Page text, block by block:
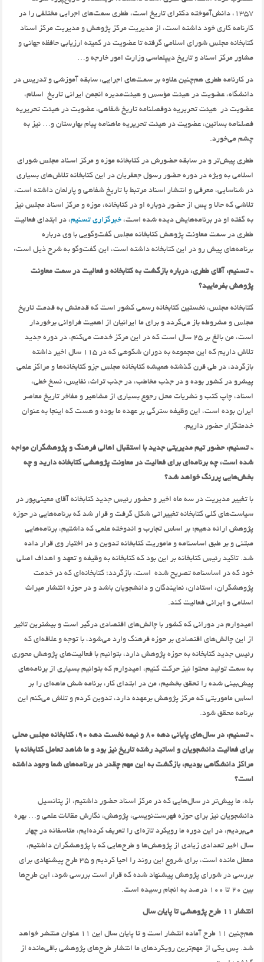
1357،‌ دانش‌آموخته دکترای تاریخ است،‌ ططری سمت‌های اجرایی مختلفی را در
کارنامه کاری خود داشته است،‌ از مدیریت مرکز پژوهش و مدیریت مرکز اسناد
کتابخانه مجلس شورای اسلامی گرفته تا عضویت در کمیته ارزیابی حافظه جهانی و
مشاور مرکز اسناد و تاریخ دیپلماسی وزارت امور خارجه و…
در کارنامه ططری هم‌چنین علاوه بر سمت‌های اجرایی، سابقه آموزشی و تدریس در
دانشگاه،‌ عضویت در هیئت مؤسس و هیئت‌مدیره انجمن ایرانی تاریخ اسلام،‌
عضویت در هیئت تحریریه دوفصلنامه تاریخ شفاهی،‌ عضویت در هیئت تحریریه
فصلنامه بساتین‌، عضویت در هیئت تحریریه ماهنامه پیام بهارستان و… نیز به
چشم می‌خورد.
ططری پیش‌تر و در سابقه حضورش در کتابخانه موزه و مرکز اسناد مجلس شورای
اسلامی به ویژه در دوره حضور رسول جعفریان در این کتابخانه تلاش‌های بسیاری
در شناسایی‌، معرفی و انتشار اسناد مرتبط با تاریخ شفاهی و پارلمان داشته است،‌
تلاشی که حالا و پس از حضور دوباره او در کتابخانه،‌ موزه و مرکز اسناد مجلس نیز
به گفته او در برنامه‌هایش دیده شده است،‌خبرگزاری تسنیم‌، در ابتدای فعالیت
ططری در سمت معاونت پژوهش کتابخانه مجلس گفت‌وگویی با وی درباره
برنامه‌های پیش رو در این کتابخانه داشته است،‌ این گفت‌وگو به شرح ذیل است:‌
* تسنیم:‌ آقای ططری،‌ درباره بازگشت به کتابخانه و فعالیت در سمت معاونت
پژوهش بفرمایید‌؟
کتابخانه مجلس، نخستین کتابخانه رسمی کشور است که قدمتش به قدمت تاریخ
مجلس و مشروطه باز می‌گردد و برای ما ایرانیان از اهمیت فراوانی برخوردار
است، من بالغ بر 25 سال است که در این مرکز خدمت می‌کنم، در دوره جدید
تلاش داریم که این مجموعه به دوران شکوهی که در 115 سال اخیر داشته
بازگردد،‌ در طی قرن گذشته همیشه کتابخانه مجلس جزو کتابخانه‌ها و مراکز علمی
پیشرو در کشور بوده و در جذب مخاطب، در جذب تراث، نفایس، نسخ خطی،
اسناد، چاپ کتب و نشریات محل رجوع بسیاری از مشاهیر و مفاخر تاریخ معاصر
ایران بوده است، این وظیفه سترگی بر عهده ما بوده و هست که اینجا به عنوان
خدمتگزار حضور داریم.
* تسنیم: حضور تیم مدیریتی جدید با استقبال اهالی فرهنگ و پژوهشگران مواجه
شده است،‌ چه برنامه‌ای برای فعالیت در معاونت پژوهشی کتابخانه دارید و چه
بخش‌هایی پررنگ خواهد شد؟
با تغییر مدیریت در سه ماه اخیر و حضور رئیس جدید کتابخانه آقای معینی‌پور در
سیاست‌های کلی کتابخانه تغییراتی شکل گرفت و قرار شد که برنامه‌هایی در حوزه
پژوهش ارائه دهیم؛ بر اساس تجارب و اندوخته علمی که داشتیم،‌ برنامه‌هایی
مبتنی و بر طبق اساسنامه و ماموریت کتابخانه تدوین و در اختیار وی قرار داده
شد. تاکید رئیس کتابخانه بر این بود که کتابخانه به وظیفه و تعهد و اهداف اصلی
خود که در اساسنامه تصریح شده است،‌ بازگردد؛ کتابخانه‌ای که در خدمت
پژوهشگران، استادان، نمایندگان و دانشجویان باشد و در حوزه انتشار میراث
اسلامی و ایرانی فعالیت کند.
امیدوارم در دورانی که کشور با چالش‌های اقتصادی درگیر است و بیشترین تاثیر
از این چالش‌های اقتصادی بر حوزه فرهنگ‌ وارد می‌شود،‌ با توجه و علاقه‌ای که
رئیس جدید کتابخانه به حوزه پژوهش دارد،‌ بتوانیم با فعالیت‌های پژوهش محوری
به سمت تولید محتوا نیز حرکت کنیم،‌ امیدوارم که بتوانیم بسیاری از برنامه‌های
پیش‌بینی شده را تحقق بخشیم،‌ من در ابتدای کار، برنامه شش ماهه‌ای را بر
اساس ماموریتی که مرکز پژوهش برعهده دارد، تدوین کردم و تلاش می‌کنم این
برنامه محقق شود.
* تسنیم: در سال‌های پایانی دهه 80 و نیمه نخست دهه 90،‌ کتابخانه مجلس محلی
برای فعالیت دانشجویان و اساتید رشته تاریخ نیز بود و ما شاهد تعامل کتابخانه با
مراکز دانشگاهی بودیم،‌ بازگشت به این مهم چقدر در برنامه‌های شما وجود داشته
است؟
بله‌، ما پیش‌تر در سال‌هایی که در مرکز اسناد حضور داشتیم،‌ از پتانسیل
دانشجویان نیز برای حوزه فهرست‌‌نویسی، پژوهش،‌ نگارش مقالات علمی و… بهره
می‌بردیم،‌ در این دوره ما رویکرد تاز‌ه‌ای را تعریف کرده‌ایم،‌ متاسفانه در چهار
سال اخیر تعدادی زیادی از پژوهش‌ها و طرح‌هایی که با پژوهشگران داشتیم،
معطل مانده است،‌ برای شروع این روند را احیا کردیم و 35 طرح پیشنهادی برای
بررسی در شورای پژوهش پیشنهاد شده که قرار است بررسی شود،‌ این طرح‌ها
بین 20 تا 100 درصد به انجام رسیده است.
انتشار 11 طرح پژوهشی تا پایان سال
هم‌چنین 11 طرح آماده انتشار است و تا پایان سال این 11 عنوان منتشر خواهد
شد. پس یکی از مهم‌ترین رویکردهای ما انتشار طرح‌های پژوهشی باقی‌مانده از